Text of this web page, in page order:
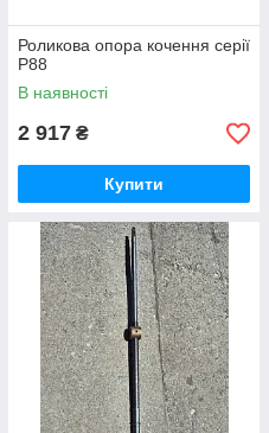
Роликова опора кочення серії
Р88
В наявності
2 917 ₴
Купити